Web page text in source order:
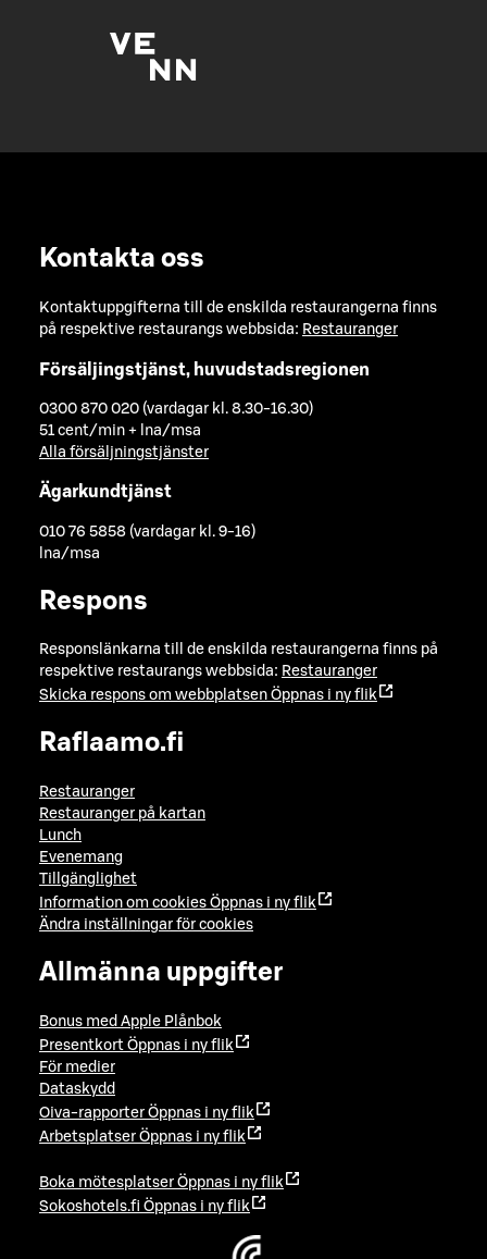
Kontakta oss
Kontaktuppgifterna till de enskilda restaurangerna finns
på respektive restaurangs webbsida: Restauranger
Försäljingstjänst, huvudstadsregionen
0300 870 020 (vardagar kl. 8.30-16.30)
51 cent/min + lna/msa
Alla försäljningstjänster
Ägarkundtjänst
010 76 5858 (vardagar kl. 9-16)
lna/msa
Respons
Responslänkarna till de enskilda restaurangerna finns på
respektive restaurangs webbsida: Restauranger
Skicka respons om webbplatsen Öppnas i ny flik
Raflaamo.fi
Restauranger
Restauranger på kartan
Lunch
Evenemang
Tillgänglighet
Information om cookies Öppnas i ny flik
Ändra inställningar för cookies
Allmänna uppgifter
Bonus med Apple Plånbok
Presentkort Öppnas i ny flik
För medier
Dataskydd
Oiva-rapporter Öppnas i ny flik
Arbetsplatser Öppnas i ny flik
Boka mötesplatser Öppnas i ny flik
Sokoshotels.fi Öppnas i ny flik